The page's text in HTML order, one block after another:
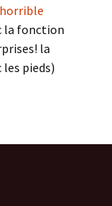
la fonction
la
pieds)